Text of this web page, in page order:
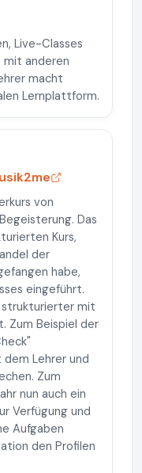
Live-Classes
mit anderen
macht
Lernplattform.
von
Das
Kurs,
der
habe,
eingeführt.
strukturierter mit
Zum Beispiel der
Lehrer und
Zum
nun auch ein
Verfügung und
Aufgaben
den Profilen